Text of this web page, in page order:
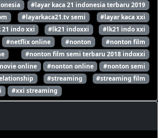
#layar kaca 21 indonesia terbaru 2019
#layarkaca21.tv semi
#layar kaca xxi
21 indo xxi #lk21 indoxxi
#lk21 indo xxi
#netflix online #nonton
#nonton film
#nonton film semi terbaru 2018 indoxxi
online #nonton online
#nonton semi
#streaming
#streaming film
#xxi streaming